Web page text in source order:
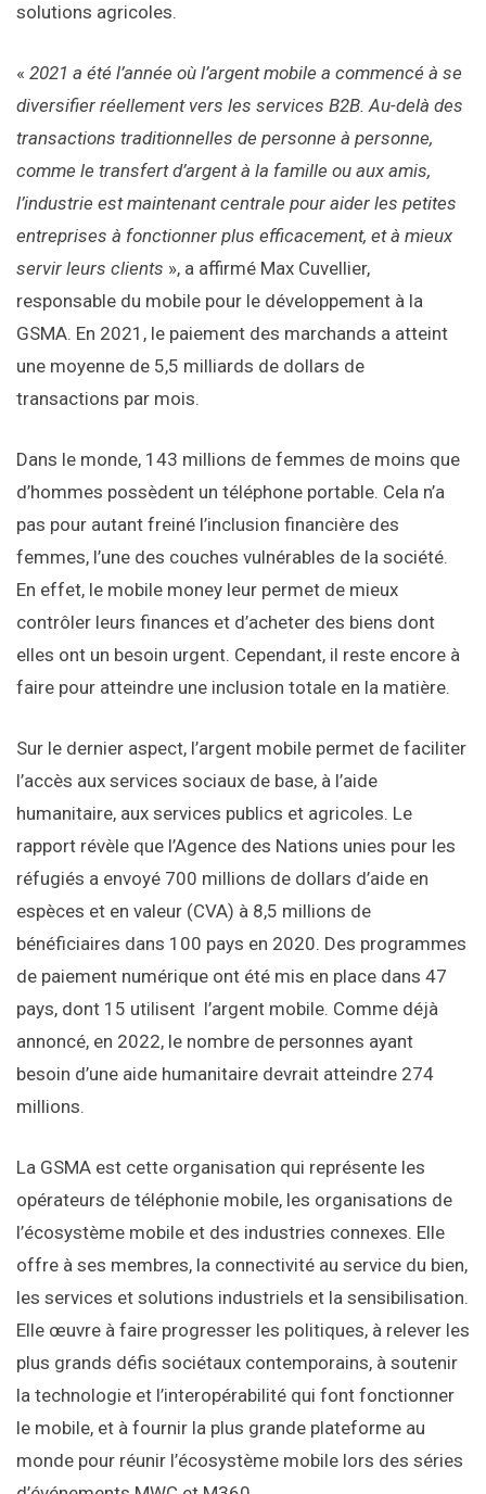
solutions agricoles.
« 2021 a été l’année où l’argent mobile a commencé à se
diversifier réellement vers les services B2B. Au-delà des
transactions traditionnelles de personne à personne,
comme le transfert d’argent à la famille ou aux amis,
l’industrie est maintenant centrale pour aider les petites
entreprises à fonctionner plus efficacement, et à mieux
servir leurs clients », a affirmé Max Cuvellier,
responsable du mobile pour le développement à la
GSMA. En 2021, le paiement des marchands a atteint
une moyenne de 5,5 milliards de dollars de
transactions par mois.
Dans le monde, 143 millions de femmes de moins que
d’hommes possèdent un téléphone portable. Cela n’a
pas pour autant freiné l’inclusion financière des
femmes, l’une des couches vulnérables de la société.
En effet, le mobile money leur permet de mieux
contrôler leurs finances et d’acheter des biens dont
elles ont un besoin urgent. Cependant, il reste encore à
faire pour atteindre une inclusion totale en la matière.
Sur le dernier aspect, l’argent mobile permet de faciliter
l’accès aux services sociaux de base, à l’aide
humanitaire, aux services publics et agricoles. Le
rapport révèle que l’Agence des Nations unies pour les
réfugiés a envoyé 700 millions de dollars d’aide en
espèces et en valeur (CVA) à 8,5 millions de
bénéficiaires dans 100 pays en 2020. Des programmes
de paiement numérique ont été mis en place dans 47
pays, dont 15 utilisent l’argent mobile. Comme déjà
annoncé, en 2022, le nombre de personnes ayant
besoin d’une aide humanitaire devrait atteindre 274
millions.
La GSMA est cette organisation qui représente les
opérateurs de téléphonie mobile, les organisations de
l’écosystème mobile et des industries connexes. Elle
offre à ses membres, la connectivité au service du bien,
les services et solutions industriels et la sensibilisation.
Elle œuvre à faire progresser les politiques, à relever les
plus grands défis sociétaux contemporains, à soutenir
la technologie et l’interopérabilité qui font fonctionner
le mobile, et à fournir la plus grande plateforme au
monde pour réunir l’écosystème mobile lors des séries